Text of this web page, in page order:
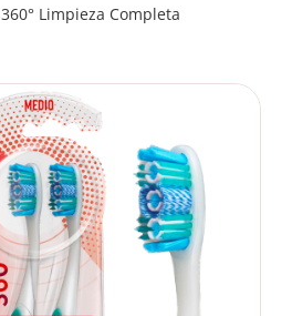
360° Limpieza Completa